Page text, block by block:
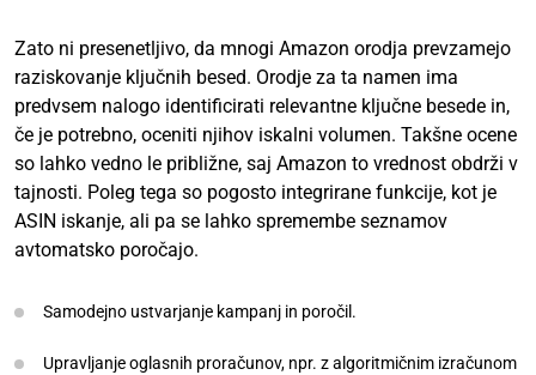
Zato ni presenetljivo, da mnogi Amazon orodja prevzamejo
raziskovanje ključnih besed. Orodje za ta namen ima
predvsem nalogo identificirati relevantne ključne besede in,
če je potrebno, oceniti njihov iskalni volumen. Takšne ocene
so lahko vedno le približne, saj Amazon to vrednost obdrži v
tajnosti. Poleg tega so pogosto integrirane funkcije, kot je
ASIN iskanje, ali pa se lahko spremembe seznamov
avtomatsko poročajo.
Samodejno ustvarjanje kampanj in poročil.
Upravljanje oglasnih proračunov, npr. z algoritmičnim izračunom